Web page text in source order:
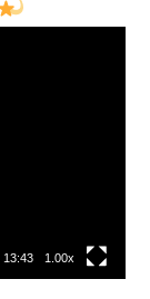
13:43 1.00x